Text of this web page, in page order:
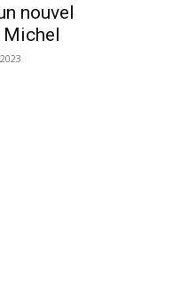
nouvel
Michel